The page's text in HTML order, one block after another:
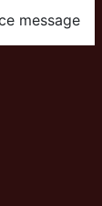
message